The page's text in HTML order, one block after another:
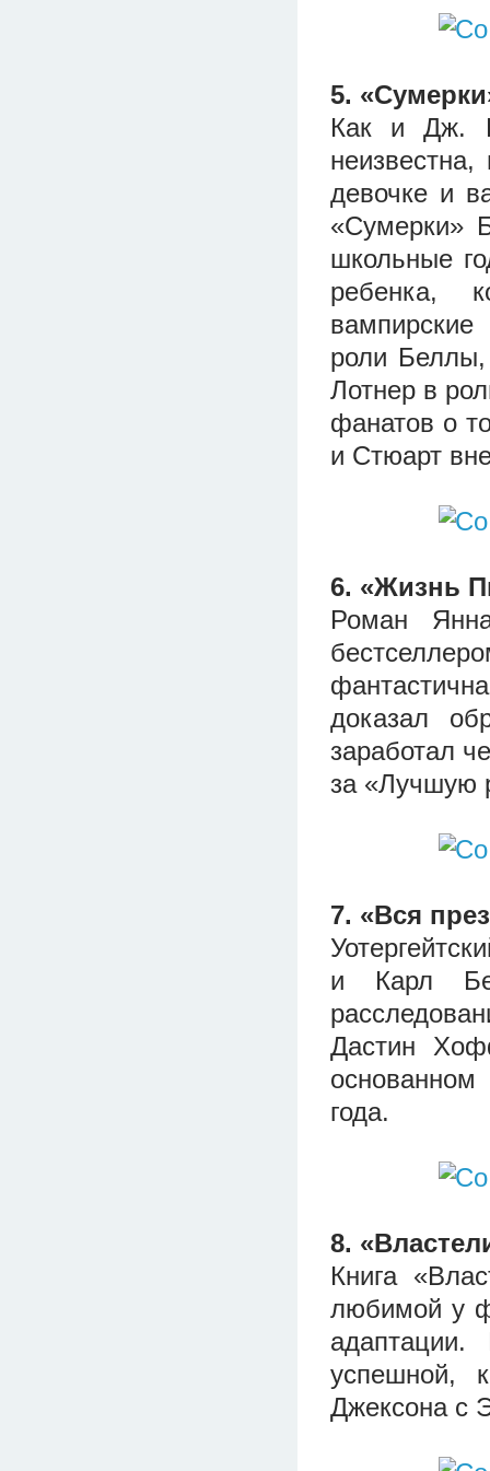
5.
Как и Дж.
девочке и
«Сумерки»
школьные
ребенка,
роли
Лотнер в
фанатов о
и Стюарт
6. «Жизнь
Роман
доказал
заработал
за «Лучшую
7. «Вся
и Карл
Дастин
года.
8.
Книга
любимой у
успешной,
Джексона с